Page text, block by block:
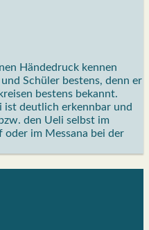
Händedruck kennen
Schüler bestens, denn er
bestens bekannt.
ist deutlich erkennbar und
den Ueli selbst im
oder im Messana bei der